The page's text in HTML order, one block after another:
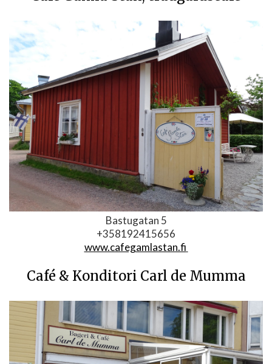
Bastugatan 5
+358192415656
www.cafegamlastan.fi
Café & Konditori Carl de Mumma